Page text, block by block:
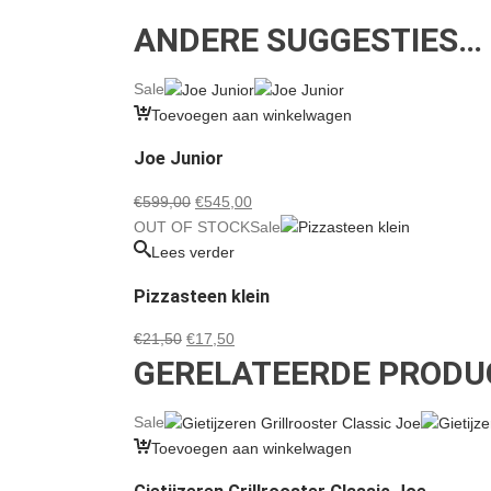
ANDERE SUGGESTIES…
Sale
Toevoegen aan winkelwagen
Joe Junior
€599,00 Oorspronkelijke
prijs
was:
€545,00Huidige
prijs
OUT OF STOCKSale
Lees verder
Pizzasteen klein
€21,50 Oorspronkelijke
prijs
was:
€17,50Huidige
prijs
is:
GERELATEERDE
Sale
Toevoegen aan winkelwagen